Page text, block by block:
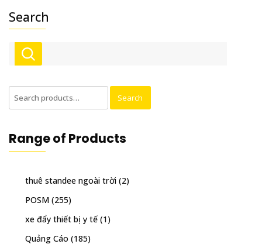
Search
Search
for:
Search
Range of Products
thuê standee ngoài trời (2)
POSM (255)
xe đẩy thiết bị y tế (1)
Quảng Cáo (185)